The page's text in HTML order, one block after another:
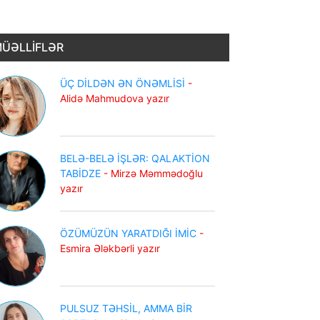
ÜÇ DİLDƏN ƏN ÖNƏMLİSİ -
Alidə Mahmudova yazır
BELƏ-BELƏ İŞLƏR: QALAKTİON
TABİDZE - Mirzə Məmmədoğlu
yazır
ÖZÜMÜZÜN YARATDIĞI İMİC -
Esmira Ələkbərli yazır
PULSUZ TƏHSİL, AMMA BİR